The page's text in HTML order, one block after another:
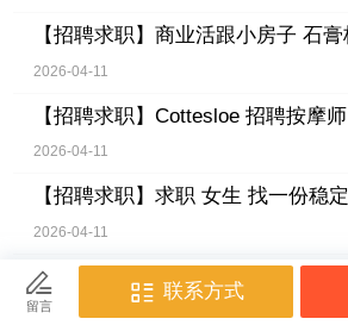
【招聘求职】 商业活跟小房子 石膏
2026-04-11
【招聘求职】 Cottesloe 招聘按摩师
2026-04-11
【招聘求职】 求职 女生 找一份稳
2026-04-11
【招聘求职】 石膏板招工
2026-04-10